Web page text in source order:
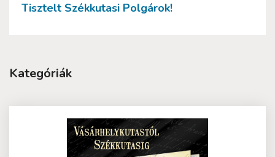
Tisztelt Székkutasi Polgárok!
Kategóriák